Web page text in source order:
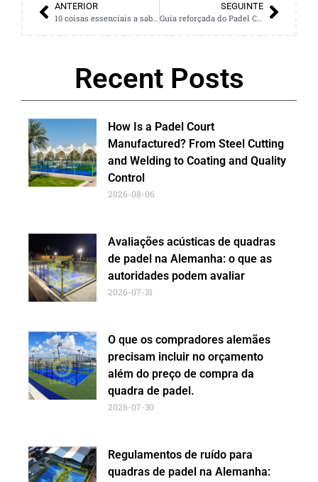
ANTERIOR
10 coisas essenciais a saber antes de comprar seu primeiro tribunal
SEGUINTE
Guía reforçada do Padel Court: Por que as regiões de vento forte precisam deles
Recent Posts
How Is a Padel Court
Manufactured? From Steel Cutting
and Welding to Coating and Quality
Control
2026-08-06
Avaliações acústicas de quadras
de padel na Alemanha: o que as
autoridades podem avaliar
2026-07-31
O que os compradores alemães
precisam incluir no orçamento
além do preço de compra da
quadra de padel.
2026-07-30
Regulamentos de ruído para
quadras de padel na Alemanha: